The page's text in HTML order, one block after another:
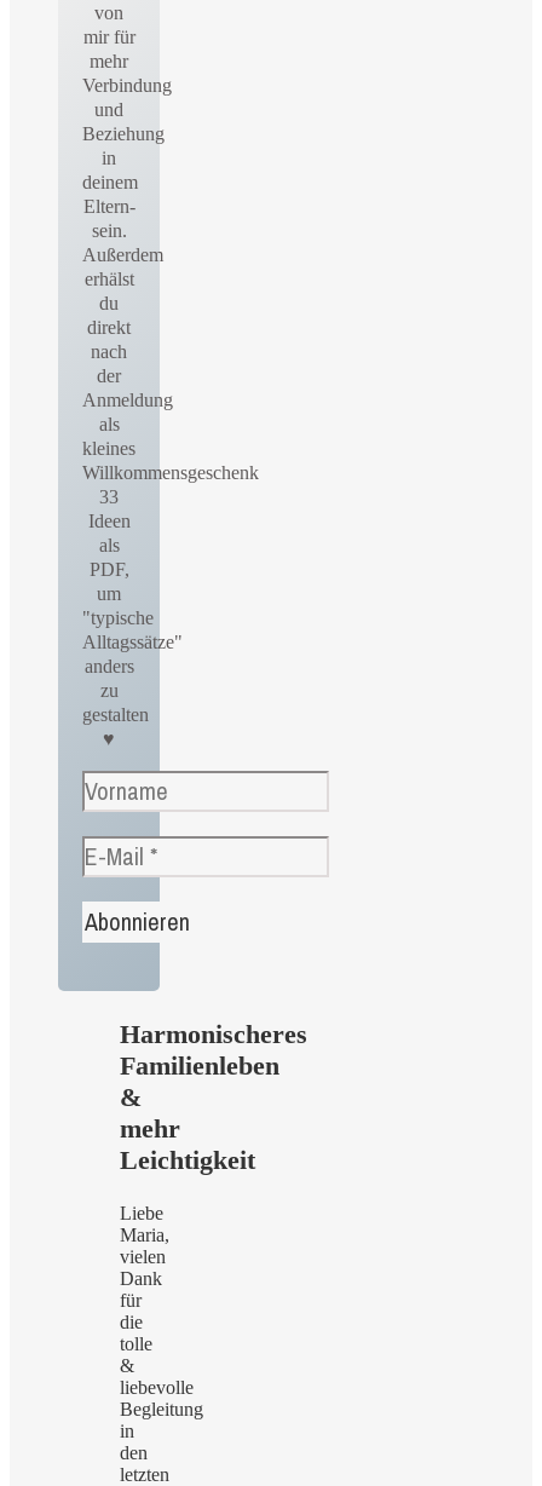
von
mir für
mehr
Verbindung
und
Beziehung
in
deinem
Eltern-
sein.
Außerdem
erhälst
du
direkt
nach
der
Anmeldung
als
kleines
Willkommensgeschenk
33
Ideen
als
PDF,
um
"typische
Alltagssätze"
anders
zu
gestalten
♥
Harmonischeres
Familienleben
&
mehr
Leichtigkeit
Liebe
Maria,
vielen
Dank
für
die
tolle
&
liebevolle
Begleitung
in
den
letzten